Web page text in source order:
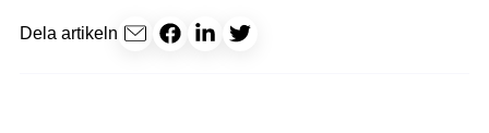
Dela artikeln